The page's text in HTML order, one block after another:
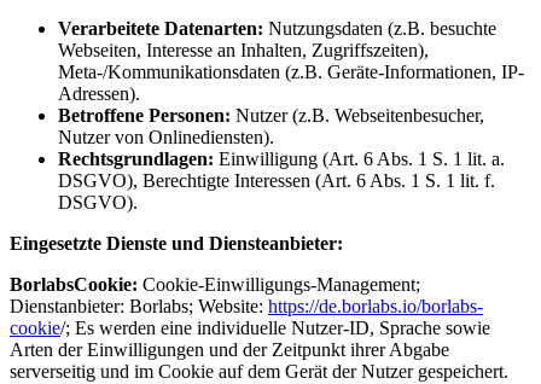
Verarbeitete Datenarten: Nutzungsdaten (z.B. besuchte
Webseiten, Interesse an Inhalten, Zugriffszeiten),
Meta-/Kommunikationsdaten (z.B. Geräte-Informationen, IP-
Adressen).
Betroffene Personen: Nutzer (z.B. Webseitenbesucher,
Nutzer von Onlinediensten).
Rechtsgrundlagen: Einwilligung (Art. 6 Abs. 1 S. 1 lit. a.
DSGVO), Berechtigte Interessen (Art. 6 Abs. 1 S. 1 lit. f.
DSGVO).
Eingesetzte Dienste und Diensteanbieter:
BorlabsCookie: Cookie-Einwilligungs-Management;
Dienstanbieter: Borlabs; Website: https://de.borlabs.io/borlabs-
cookie/; Es werden eine individuelle Nutzer-ID, Sprache sowie
Arten der Einwilligungen und der Zeitpunkt ihrer Abgabe
serverseitig und im Cookie auf dem Gerät der Nutzer gespeichert.